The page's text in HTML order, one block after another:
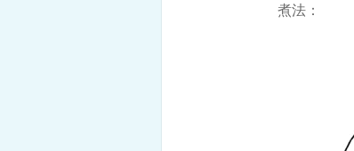
煮法：